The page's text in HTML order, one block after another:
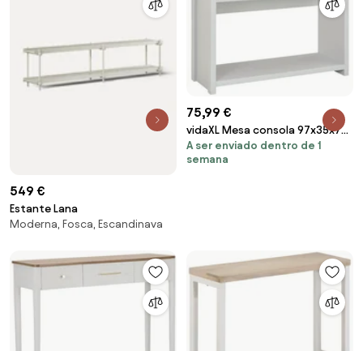
549 €
Estante Lana
Moderna, Fosca, Escandinava
75,99 €
vidaXL Mesa consola 97x35x76
cm cinzento
A ser enviado dentro de 1
semana